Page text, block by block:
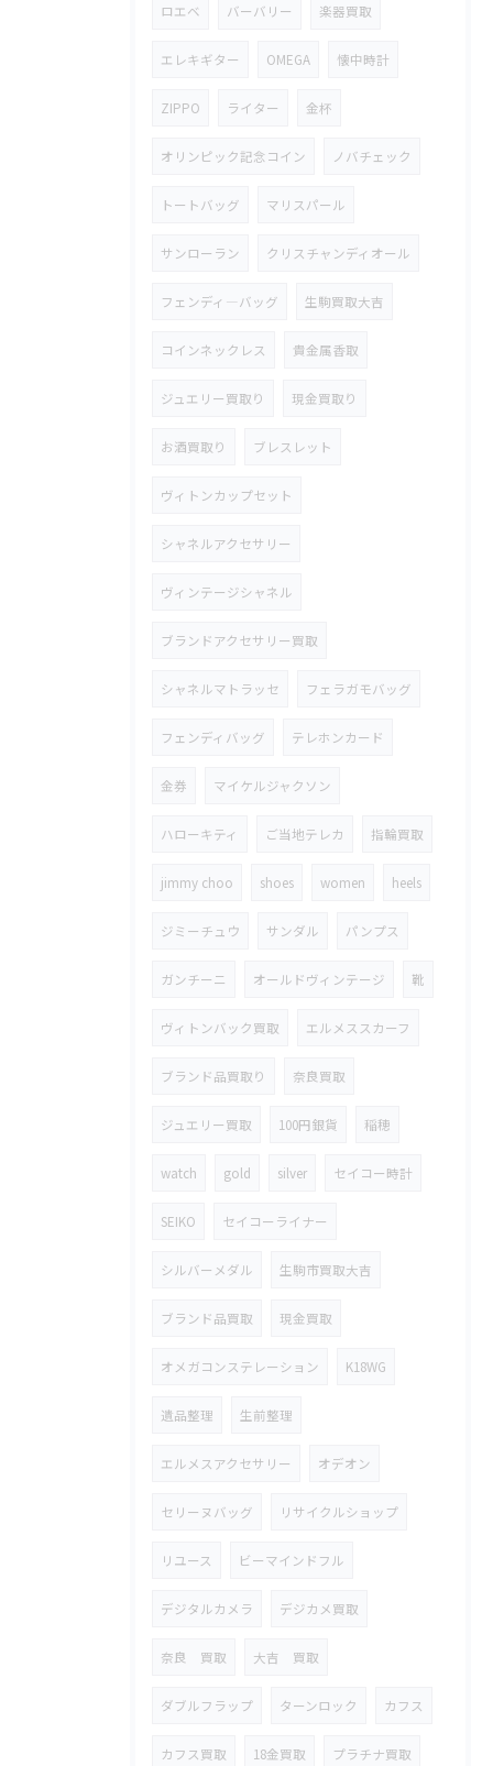
ロエベ バーバリー 楽器買取
エレキギター OMEGA 懐中時計
ZIPPO ライター 金杯
オリンピック記念コイン ノバチェック
トートバッグ マリスパール
サンローラン クリスチャンディオール
フェンディ―バッグ 生駒買取大吉
コインネックレス 貴金属香取
ジュエリー買取り 現金買取り
お酒買取り ブレスレット
ヴィトンカップセット
シャネルアクセサリー
ヴィンテージシャネル
ブランドアクセサリー買取
シャネルマトラッセ フェラガモバッグ
フェンディバッグ テレホンカード
金券 マイケルジャクソン
ハローキティ ご当地テレカ 指輪買取
jimmy choo shoes women heels
ジミーチュウ サンダル パンプス
ガンチーニ オールドヴィンテージ 靴
ヴィトンバック買取 エルメススカーフ
ブランド品買取り 奈良買取
ジュエリー買取 100円銀貨 稲穂
watch gold silver セイコー時計
SEIKO セイコーライナー
シルバーメダル 生駒市買取大吉
ブランド品買取 現金買取
オメガコンステレーション K18WG
遺品整理 生前整理
エルメスアクセサリー オデオン
セリーヌバッグ リサイクルショップ
リユース ビーマインドフル
デジタルカメラ デジカメ買取
奈良 買取 大吉 買取
ダブルフラップ ターンロック カフス
カフス買取 18金買取 プラチナ買取